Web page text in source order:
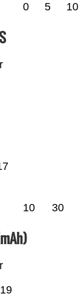
0 5 10
10 30